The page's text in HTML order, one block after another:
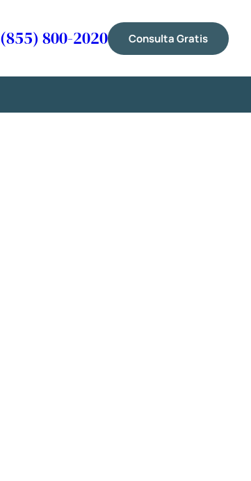
(855) 800-2020 Consulta Gratis